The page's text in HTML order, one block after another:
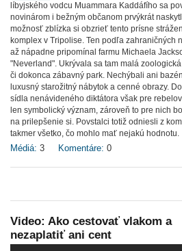
líbyjského vodcu Muammara Kaddáfího sa
novinárom i bežným občanom prvýkrát
možnosť zblízka si obzrieť tento prísne
komplex v Tripolise. Ten podľa zahraničných
až nápadne pripomínal farmu Michaela
"Neverland". Ukrývala sa tam malá
či dokonca zábavný park. Nechýbali ani
luxusný starožitný nábytok a cenné obrazy.
sídla nenávideného diktátora však pre
len symbolický význam, zároveň to pre nich
na prilepšenie si. Povstalci totiž odniesli z
takmer všetko, čo mohlo mať nejakú hodnotu.
Médiá: 3 Komentáre: 0
Video: Ako cestovať vlakom a
nezaplatiť ani cent